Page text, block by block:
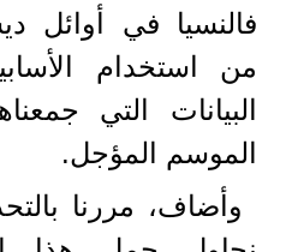
فالنسيا في أوائل
من استخدام
البيانات التي
الموسم المؤجل.
وأضاف، مررنا